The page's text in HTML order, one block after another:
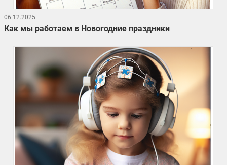
06.12.2025
Как мы работаем в Новогодние праздники